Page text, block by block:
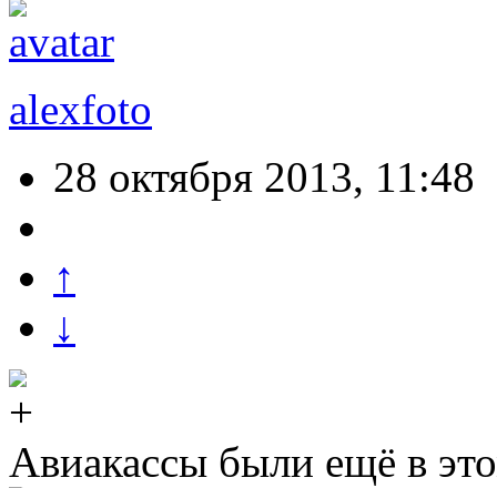
alexfoto
28 октября 2013, 11:48
↑
↓
Авиакассы были ещё в